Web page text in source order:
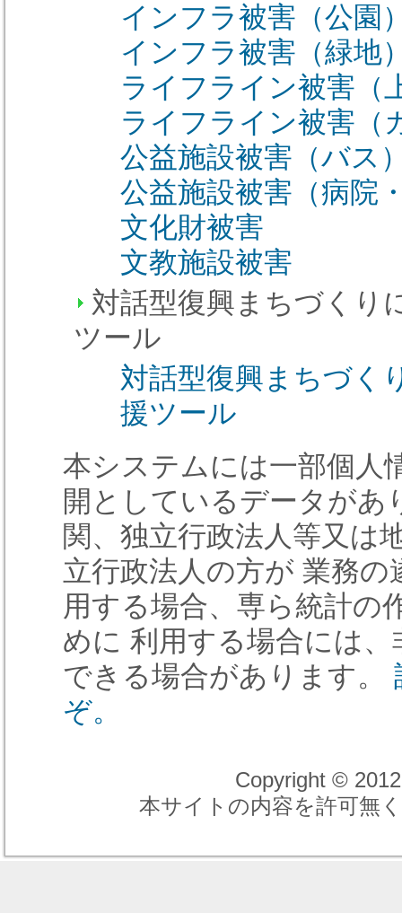
インフラ被害（公園
インフラ被害（緑地
ライフライン被害（
ライフライン被害（
公益施設被害（バス
公益施設被害（病院
文化財被害
文教施設被害
対話型復興まちづくり
ツール
対話型復興まちづく
援ツール
本システムには一部個人
開としているデータがあ
関、独立行政法人等又は
立行政法人の方が 業務
用する場合、専ら統計の
めに 利用する場合には
できる場合があります。
ぞ。
Copyright ©
本サイトの内容を許可無